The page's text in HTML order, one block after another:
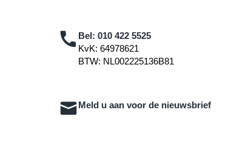
Bel: 010 422 5525
KvK: 64978621
BTW: NL002225136B81
Meld u aan voor de nieuwsbrief